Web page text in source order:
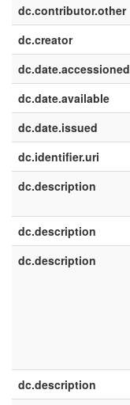
dc.contributor.other
dc.creator
dc.date.accessioned
dc.date.available
dc.date.issued
dc.identifier.uri
dc.description
dc.description
dc.description
dc.description